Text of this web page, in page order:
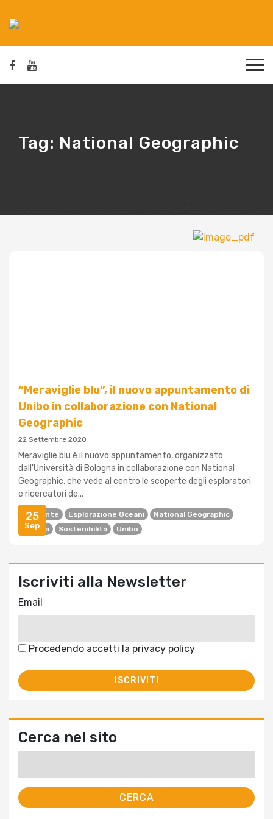
Tag: National Geographic
25
Sep
“Meraviglie blu”, il nuovo appuntamento di
Unibo in collaborazione con National
Geographic
22 Settembre 2020
Meraviglie blu è il nuovo appuntamento, organizzato
dall'Università di Bologna in collaborazione con National
Geographic, che vede al centro le scoperte degli esploratori
e ricercatori de...
Ambiente Esplorazione Oceani
National Geographic
Ricerca
Sostenibilità Unibo
Iscriviti alla Newsletter
Email
Procedendo accetti la privacy policy
Cerca nel sito